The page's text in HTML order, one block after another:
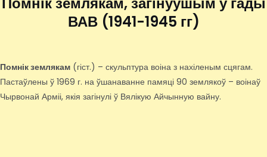
ВАВ (1941-1945 гг)
Помнік землякам (гіст.) – скульптура воіна з нахіленым сцягам.
Пастаўлены ў 1969 г. на ўшанаванне памяці 90 землякоў – воінаў
Чырвонай Арміі, якія загінулі ў Вялікую Айчынную вайну.